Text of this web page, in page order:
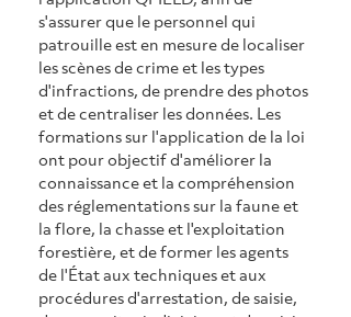
s'assurer que le personnel qui
patrouille est en mesure de localiser
les scènes de crime et les types
d'infractions, de prendre des photos
et de centraliser les données. Les
formations sur l'application de la loi
ont pour objectif d'améliorer la
connaissance et la compréhension
des réglementations sur la faune et
la flore, la chasse et l'exploitation
forestière, et de former les agents
de l'État aux techniques et aux
procédures d'arrestation, de saisie,